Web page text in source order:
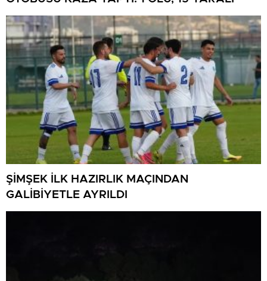
ŞİMŞEK İLK HAZIRLIK MAÇINDAN
GALİBİYETLE AYRILDI